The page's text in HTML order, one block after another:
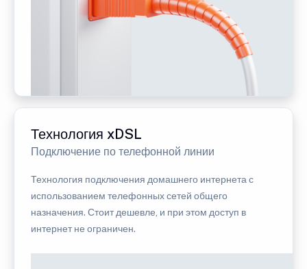
Технология xDSL
Подключение по телефонной линии
Технология подключения домашнего интернета с
использованием телефонных сетей общего
назначения. Стоит дешевле, и при этом доступ в
интернет не ограничен.